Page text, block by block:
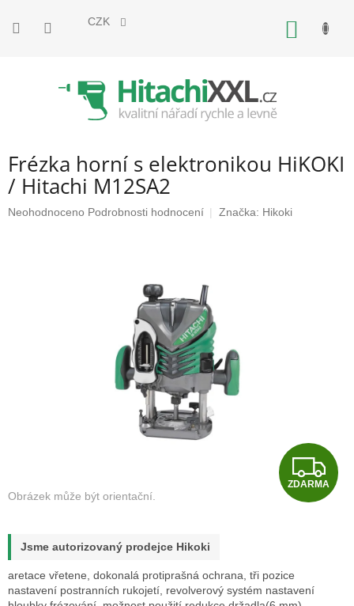
obsah
CZK
Frézka horní s elektronikou HiKOKI
/ Hitachi M12SA2
Průměrné
Neohodnoceno Podrobnosti hodnocení Značka: Hikoki
Z
D
ZDARMA
Jsme autorizovaný prodejce Hikoki
aretace vřetene, dokonalá protiprašná ochrana, tři pozice
nastavení postranních rukojetí, revolverový systém nastavení